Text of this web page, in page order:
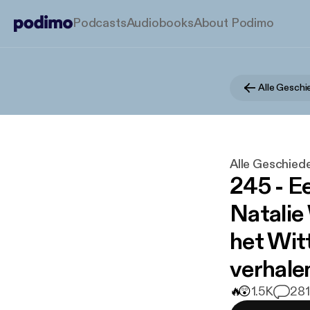
PodcastsAudiobooksAbout Podimo
Alle
Alle
245 -
Natalie
het
🔥😲1.5K 28